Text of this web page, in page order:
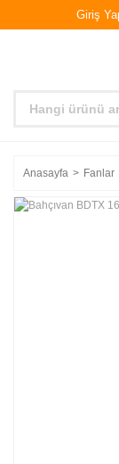
Giriş
Anasayfa Fanlar